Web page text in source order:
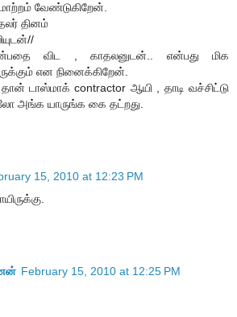
வேண்டுகிறேன்.
தினம்
விட , காதலனுடன்.. என்பது மிக
என நினைக்கிறேன்.
டாஸ்மாக் contractor ஆயி , தாடி வச்சிட்டு
அங்க யாருங்க கை தட்றது.
15, 2010 at 12:23 PM
February 15, 2010 at 12:25 PM